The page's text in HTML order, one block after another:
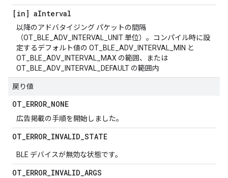
[in] aInterval
以降のアドバタイジング パケットの間隔
（OT_BLE_ADV_INTERVAL_UNIT 単位）。コンパイル時に設
定するデフォルト値の OT_BLE_ADV_INTERVAL_MIN と
OT_BLE_ADV_INTERVAL_MAX の範囲、または
OT_BLE_ADV_INTERVAL_DEFAULT の範囲内
戻り値
OT_ERROR_NONE
広告掲載の手順を開始しました。
OT_ERROR_INVALID_STATE
BLE デバイスが無効な状態です。
OT_ERROR_INVALID_ARGS